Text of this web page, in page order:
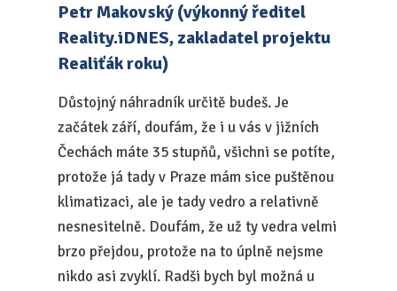
Petr Makovský (výkonný ředitel
Reality.iDNES, zakladatel projektu
Realiťák roku)
Důstojný náhradník určitě budeš. Je
začátek září, doufám, že i u vás v jižních
Čechách máte 35 stupňů, všichni se potíte,
protože já tady v Praze mám sice puštěnou
klimatizaci, ale je tady vedro a relativně
nesnesitelně. Doufám, že už ty vedra velmi
brzo přejdou, protože na to úplně nejsme
nikdo asi zvyklí. Radši bych byl možná u